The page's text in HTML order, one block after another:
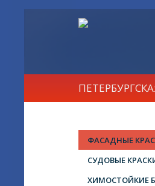
ФАСАДНЫЕ
СУДОВЫЕ
ХИМОСТОЙКИЕ